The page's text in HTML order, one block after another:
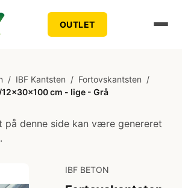
OUTLET
/ IBF Kantsten / Fortovskantsten /
cm - lige - Grå
på denne side kan være genereret
IBF BETON